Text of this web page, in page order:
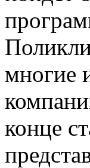
многие
конце